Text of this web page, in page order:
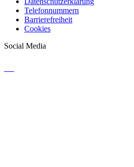
Telefonnummern
Barrierefreiheit
Cookies
Social Media